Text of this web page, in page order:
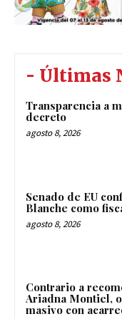
- Últimas
Transparencia a
decreto
agosto 8, 2026
Senado de EU
Blanche como
agosto 8, 2026
Contrario a
Ariadna Montiel,
masivo con